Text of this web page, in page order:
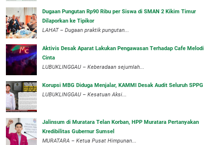
Dugaan Pungutan Rp90 Ribu per Siswa di SMAN 2 Kikim Timur
Dilaporkan ke Tipikor
LAHAT – Dugaan praktik pungutan...
Aktivis Desak Aparat Lakukan Pengawasan Terhadap Cafe Melodi
Cinta
LUBUKLINGGAU – Keberadaan sejumlah...
Korupsi MBG Diduga Menjalar, KAMMI Desak Audit Seluruh SPPG
‎LUBUKLINGGAU – Kesatuan Aksi...
‎Jalinsum di Muratara Telan Korban, HPP Muratara Pertanyakan
Kredibilitas Gubernur Sumsel
MURATARA – Ketua Pusat Himpunan...